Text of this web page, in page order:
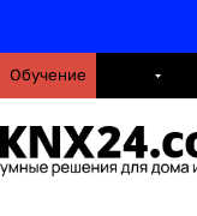
Обучение